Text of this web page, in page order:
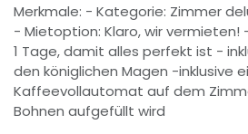
Merkmale: - Kategorie: Zimmer
- Mietoption: Klaro, wir vermieten!
1 Tage, damit alles perfekt ist -
den königlichen Magen -inklusive
Kaffeevollautomat auf dem
Bohnen aufgefüllt wird